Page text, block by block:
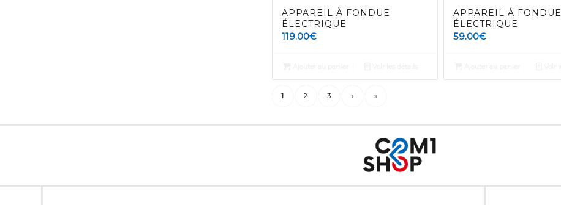
APPAREIL À FONDUE
ÉLECTRIQUE
119.00€
APPAREIL À FONDUE
ÉLECTRIQUE
59.00€
1 2 3 › »